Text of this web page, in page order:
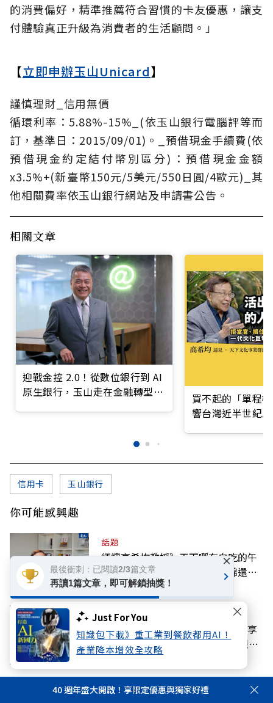
Just For You
知識包下載》重工業到餐飲都用AI！
產業降本增效全攻略
的消費偏好，精準推薦符合習慣的卡友優惠，讓支
付體驗真正升級為消費者的生活顧問。」
【立即申辦玉山Unicard】
謹慎理財_信用無價
循環利率：5.88%-15%_(依玉山銀行電腦評等而
訂，基準日：2015/09/01)。_預借現金手續費(依
預借現金約定結付幣別區分)：預借現金金額
x3.5%+(新臺幣150元/5美元/550日圓/4歐元)_其
他相關費率依玉山銀行網站及申請書公告。
相關文章
迎戰金控 2.0！從數位銀行到 AI
原生銀行，玉山走在金融轉型最
買不起的「單程
響台灣近半世紀
信用卡 玉山銀行
你可能感興趣
話題
緬懷高希均教授》天下哪有白吃的午
餐成絕響！聯合報前社長張作錦還原
「經典名言」由來
話題
書生報國典範！高希均教授辭世、享
耆壽90歲，為華人世界留下進步觀念
的精神遺產
話題
40 週年盛大開啟！享限定優惠與獨家好禮
最後衝刺：已閱讀2/3篇文章
再讀1篇文章，即可解鎖抽獎！
×